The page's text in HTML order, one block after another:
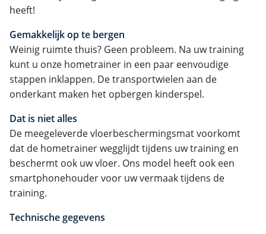
heeft!
Gemakkelijk op te bergen
Weinig ruimte thuis? Geen probleem. Na uw training
kunt u onze hometrainer in een paar eenvoudige
stappen inklappen. De transportwielen aan de
onderkant maken het opbergen kinderspel.
Dat is niet alles
De meegeleverde vloerbeschermingsmat voorkomt
dat de hometrainer wegglijdt tijdens uw training en
beschermt ook uw vloer. Ons model heeft ook een
smartphonehouder voor uw vermaak tijdens de
training.
Technische gegevens